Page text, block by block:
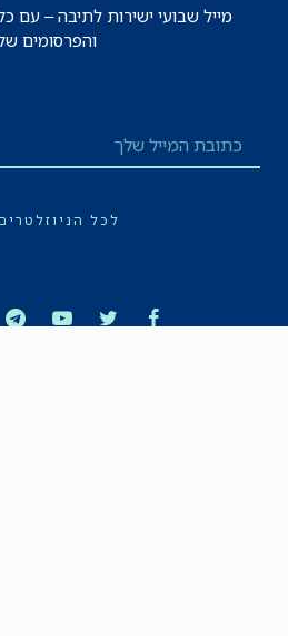
מייל שבועי ישירות לתיבה – עם
והפרסומים
לכל